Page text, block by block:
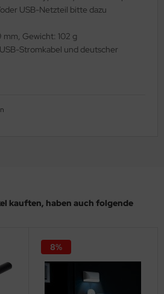
USB-Netzteil bitte dazu
Gewicht: 102 g
Stromkabel und deutscher
kauften, haben auch folgende
8%